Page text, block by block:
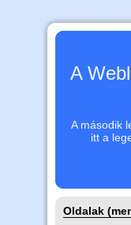
A
A második
itt a
Oldalak